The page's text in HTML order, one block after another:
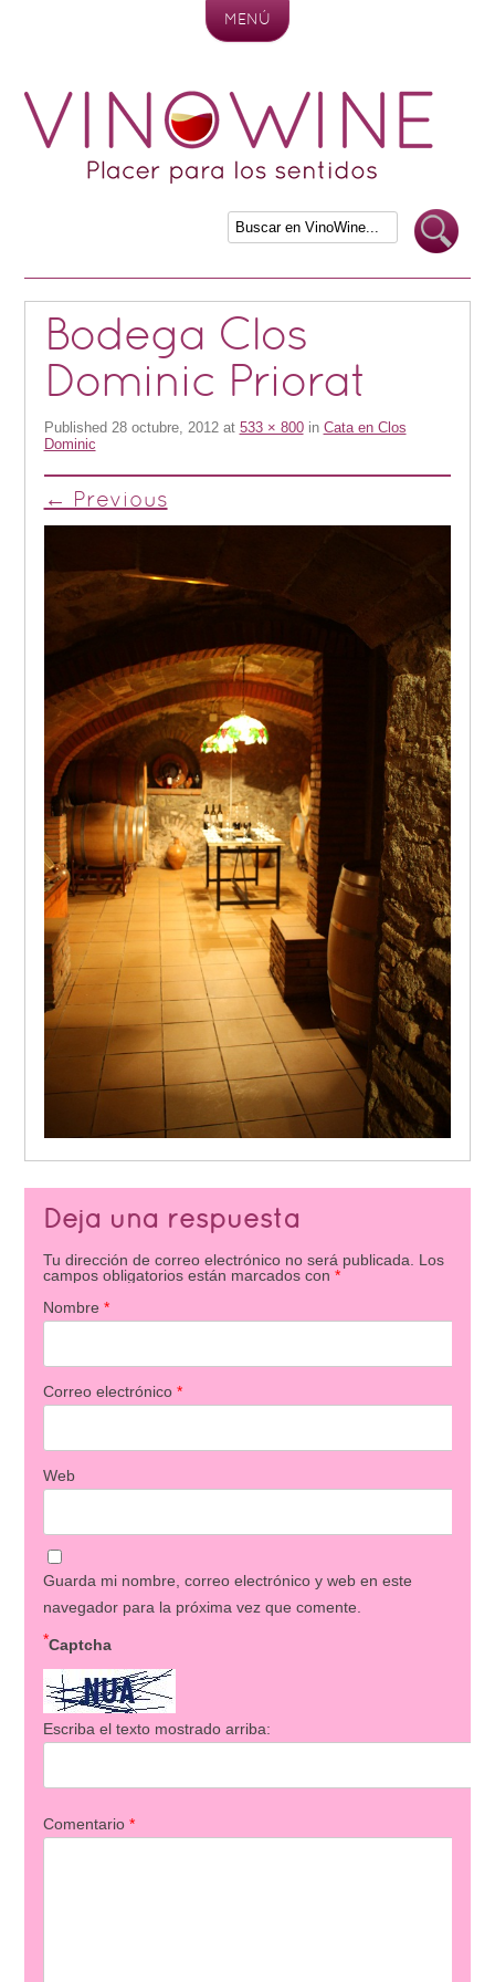
MENÚ
Bodega Clos
Dominic Priorat
Published 28 octubre, 2012at 533 × 800in Cata en Clos
Dominic
← Previous
Deja una respuesta
Tu dirección de correo electrónico no será publicada.
Los
campos obligatorios están marcados con *
Nombre *
Correo electrónico *
Web
Guarda mi nombre, correo electrónico y web en este
navegador para la próxima vez que comente.
Captcha
*
Escriba el texto mostrado arriba:
Comentario *